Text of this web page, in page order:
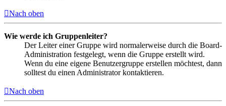
Nach oben
Wie werde ich Gruppenleiter?
Der Leiter einer Gruppe wird normalerweise durch die Board-
Administration festgelegt, wenn die Gruppe erstellt wird.
Wenn du eine eigene Benutzergruppe erstellen möchtest, dann
solltest du einen Administrator kontaktieren.
Nach oben